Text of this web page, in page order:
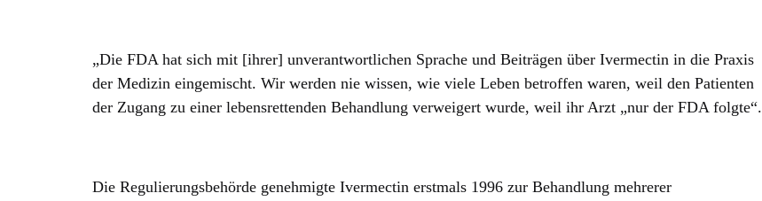
„Die FDA hat sich mit [ihrer] unverantwortlichen Sprache und Beiträgen über Ivermectin in die Praxis
der Medizin eingemischt. Wir werden nie wissen, wie viele Leben betroffen waren, weil den Patienten
der Zugang zu einer lebensrettenden Behandlung verweigert wurde, weil ihr Arzt „nur der FDA folgte“.
Die Regulierungsbehörde genehmigte Ivermectin erstmals 1996 zur Behandlung mehrerer